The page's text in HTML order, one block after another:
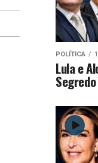
POLÍTICA
Lula e